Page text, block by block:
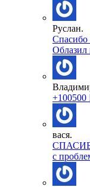
Руслан.
Спасибо
Облазил
+100500
вася.
с